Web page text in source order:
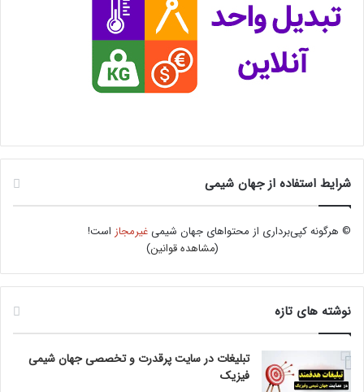
شرایط استفاده از جهان شیمی
© هرگونه کپی‌برداری از محتواهای جهان شیمیغیرمجاز است!
(مشاهده قوانین)
نوشته های تازه
تبلیغات در سایت پرقدرت و تخصصی جهان شیمی
فیزیک